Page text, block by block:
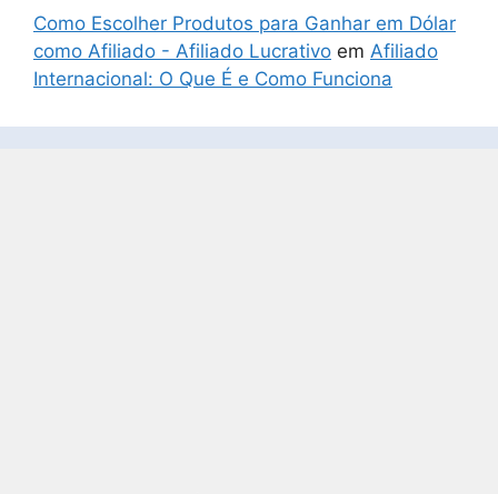
Como Escolher Produtos para Ganhar em Dólar
como Afiliado - Afiliado Lucrativo em Afiliado
Internacional: O Que É e Como Funciona